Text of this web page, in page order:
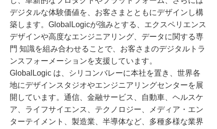
デジタルな体験価値を、お客さまとともにデザインし構
築します。GlobalLogicが強みとする、エクスペリエンス
デザインや高度なエンジニアリング、データに関する専
門 知識を組み合わせることで、お客さまのデジタルトラ
ンスフォーメーションを支援しています。
GlobalLogic は、シリコンバレーに本社を置き、世界各
地にデザインスタジオやエンジニアリングセンターを展
開しています。通信、金融サービス、自動車、ヘルスケ
ア、ライフサイエンス、テクノロジー、メディア・エン
ターテイメント、製造業、半導体など、多種多様な業界